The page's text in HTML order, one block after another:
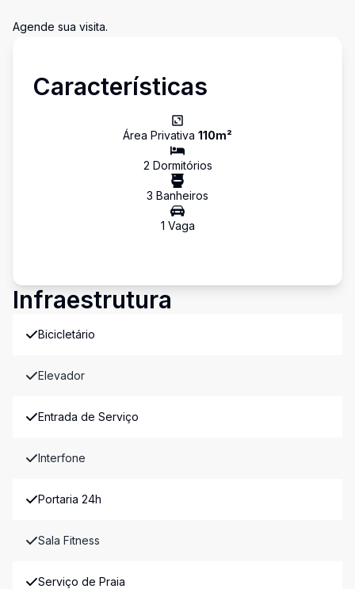
Agende sua visita.
Características
Área Privativa 110m²
2 Dormitórios
3 Banheiros
1 Vaga
Infraestrutura
Bicicletário
Elevador
Entrada de Serviço
Interfone
Portaria 24h
Sala Fitness
Serviço de Praia